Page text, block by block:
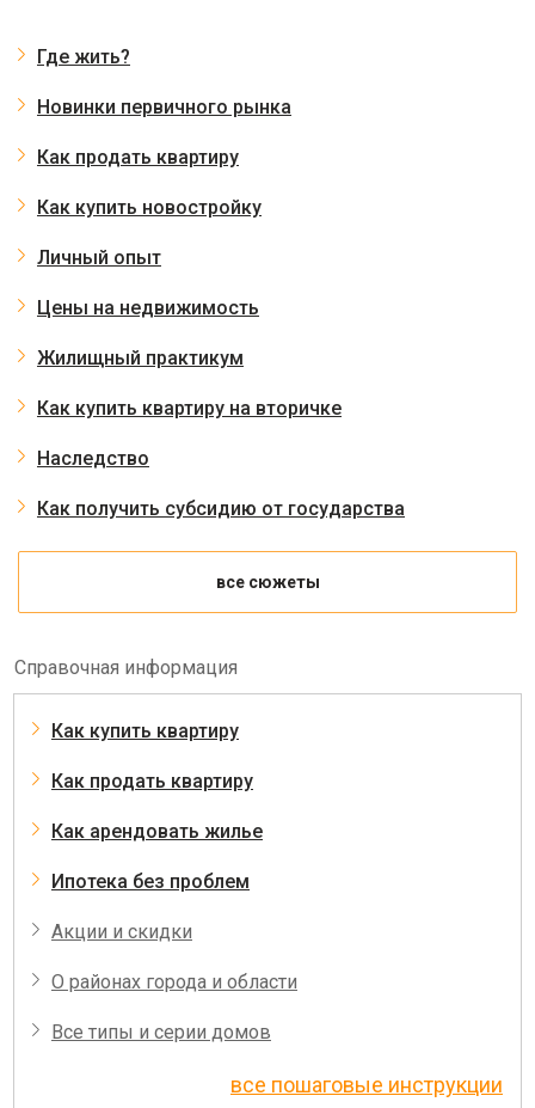
Где жить?
Новинки первичного рынка
Как продать квартиру
Как купить новостройку
Личный опыт
Цены на недвижимость
Жилищный практикум
Как купить квартиру на вторичке
Наследство
Как получить субсидию от государства
все сюжеты
Справочная информация
Как купить квартиру
Как продать квартиру
Как арендовать жилье
Ипотека без проблем
Акции и скидки
О районах города и области
Все типы и серии домов
все пошаговые инструкции